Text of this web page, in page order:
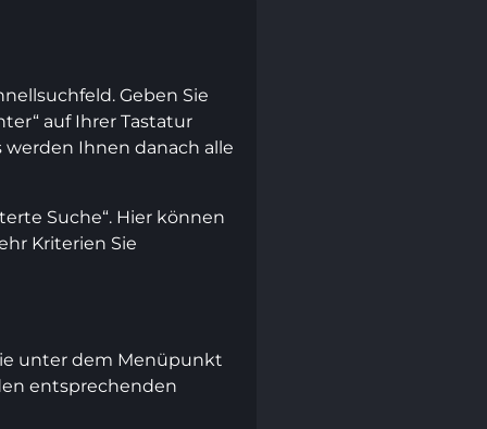
Geben Sie
auf Ihrer Tastatur
Ihnen danach alle
Suche“. Hier können
Kriterien Sie
unter dem Menüpunkt
entsprechenden